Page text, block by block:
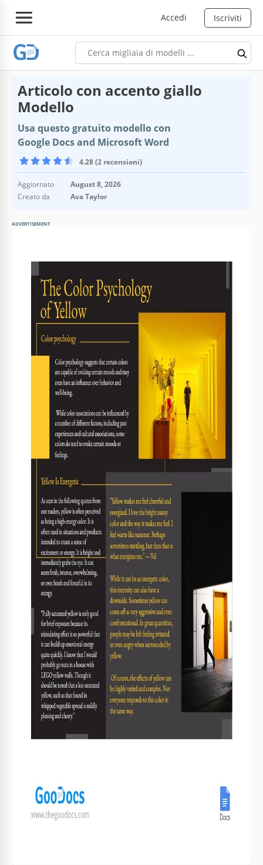
Accedi Iscriviti
Articolo con accento giallo
Modello
Usa questo gratuito modello con
Google Docs and Microsoft Word
4.28 (2 recensioni)
Aggiornato
August 8, 2026
Creato da
Ava Taylor
ADVERTISEMENT